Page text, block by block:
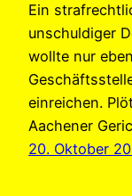
Ein
unschuldiger
wollte nur
einreichen.
Aachener
20. Oktober